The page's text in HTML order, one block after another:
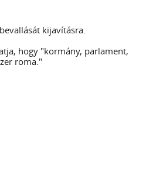
kijavításra.
hogy "kormány, parlament,
roma."